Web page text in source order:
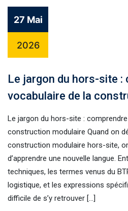
27 Mai
2026
Le jargon du hors-site :
vocabulaire de la
Le jargon du hors-site :
construction modulaire Quand on
construction modulaire hors-site,
d’apprendre une nouvelle langue.
techniques, les termes venus du
logistique, et les expressions
difficile de s’y retrouver […]